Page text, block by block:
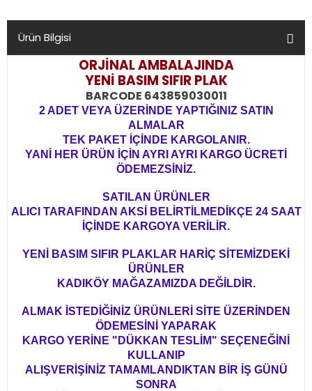
Ürün Bilgisi
ORJİNAL AMBALAJINDA
YENİ BASIM SIFIR PLAK
BARCODE 643859030011
2 ADET VEYA ÜZERİNDE YAPTIĞINIZ SATIN
ALMALAR
TEK PAKET İÇİNDE KARGOLANIR.
YANİ HER ÜRÜN İÇİN AYRI AYRI KARGO ÜCRETİ
ÖDEMEZSİNİZ.
SATILAN ÜRÜNLER
ALICI TARAFINDAN AKSİ BELİRTİLMEDİKÇE 24 SAAT
İÇİNDE KARGOYA VERİLİR.
YENİ BASIM SIFIR PLAKLAR HARİÇ SİTEMİZDEKİ
ÜRÜNLER
KADIKÖY MAĞAZAMIZDA DEĞİLDİR.
ALMAK İSTEDİĞİNİZ ÜRÜNLERİ SİTE ÜZERİNDEN
ÖDEMESİNİ YAPARAK
KARGO YERİNE "DÜKKAN TESLİM" SEÇENEĞİNİ
KULLANIP
ALIŞVERİŞİNİZ TAMAMLANDIKTAN BİR İŞ GÜNÜ
SONRA